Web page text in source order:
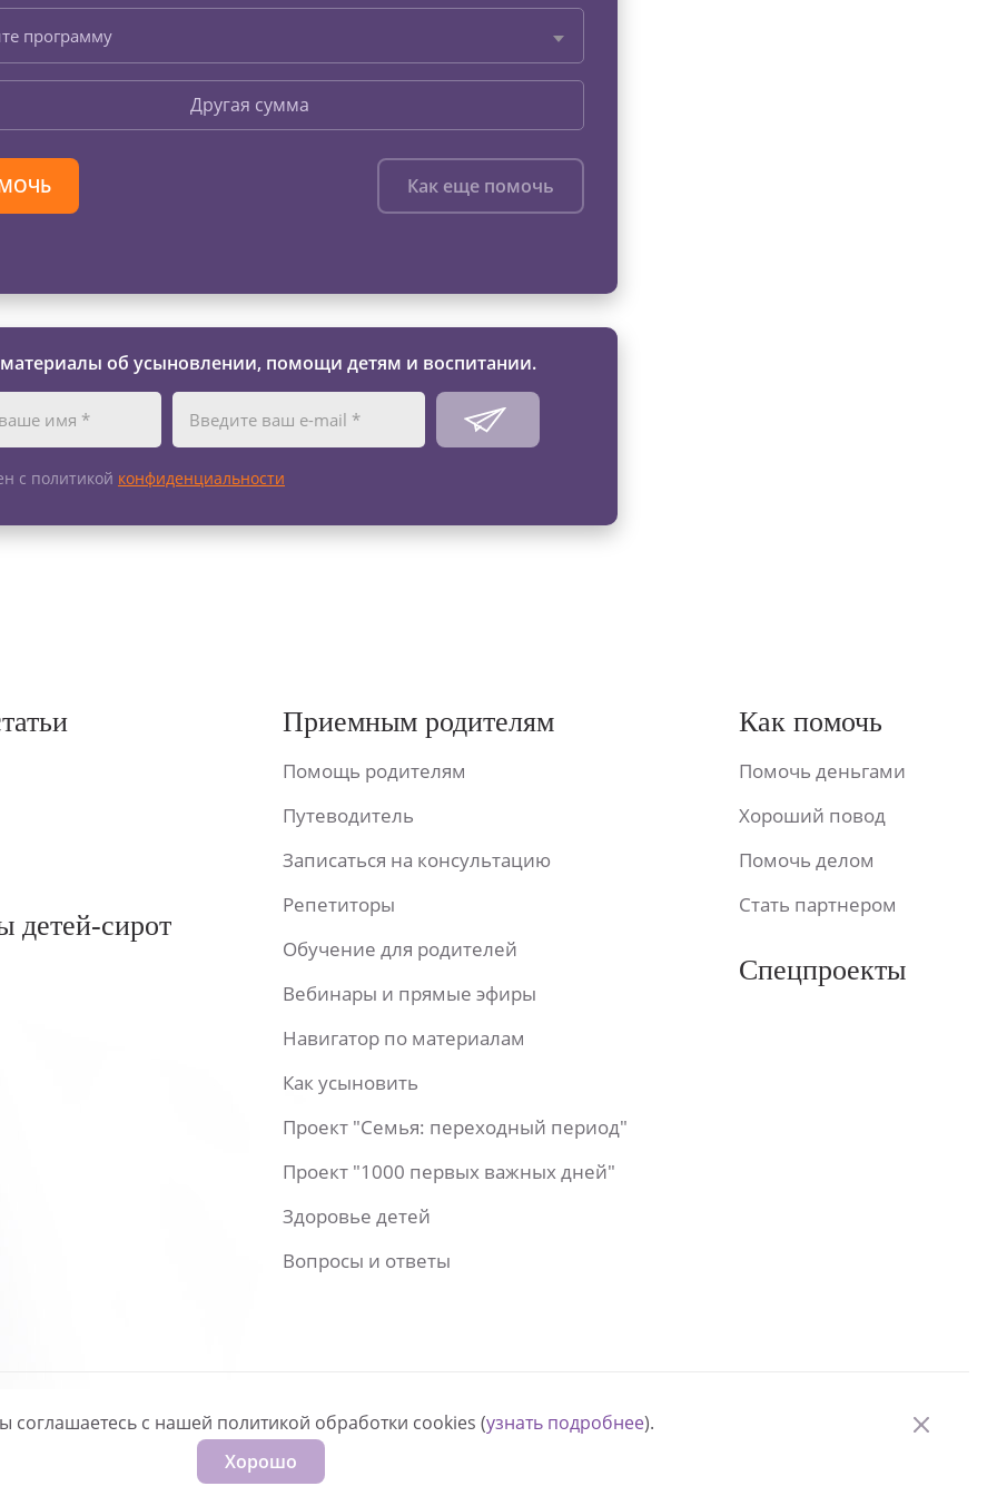
программу
Другая сумма
Как еще помочь
об усыновлении, помощи детям и воспитании.
с политикой конфиденциальности
детей-сирот
Приемным родителям
Помощь родителям
Путеводитель
Записаться на консультацию
Репетиторы
Обучение для родителей
Вебинары и прямые эфиры
Навигатор по материалам
Как усыновить
Проект "Семья: переходный период"
Проект "1000 первых важных дней"
Здоровье детей
Вопросы и ответы
Как помочь
Помочь деньгами
Хороший повод
Помочь делом
Стать партнером
Спецпроекты
соглашаетесь с нашей политикой обработки cookies (узнать подробнее).
Хорошо